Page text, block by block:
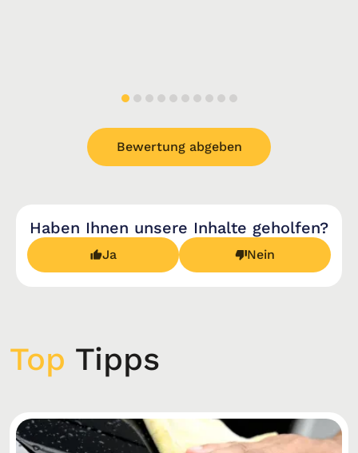
Bewertung abgeben
Haben Ihnen unsere Inhalte geholfen?
Ja Nein
Top Tipps